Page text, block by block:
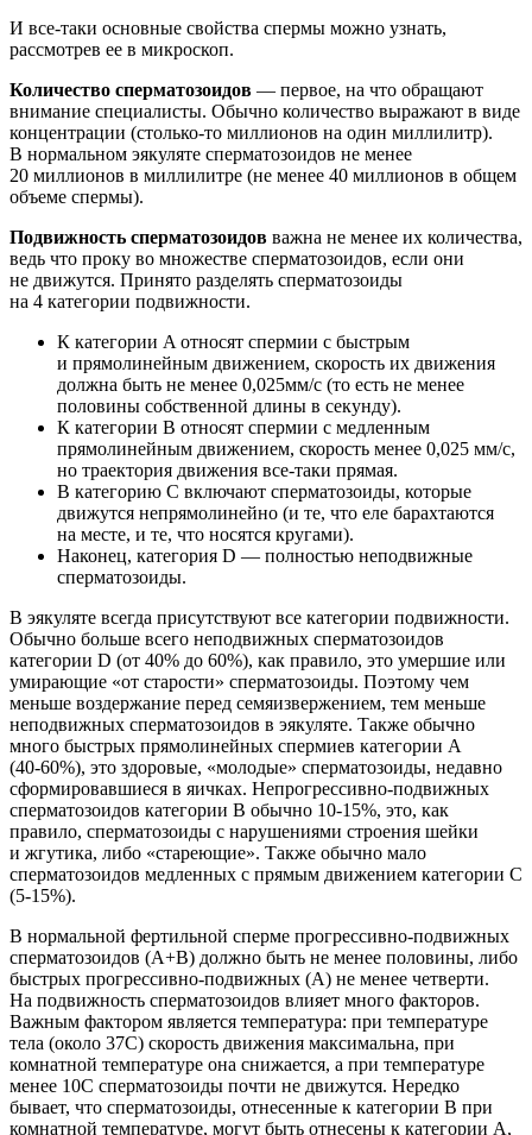
И все-таки основные свойства спермы можно узнать,
рассмотрев ее в микроскоп.
Количество сперматозоидов — первое, на что обращают
внимание специалисты. Обычно количество выражают в виде
концентрации (столько-то миллионов на один миллилитр).
В нормальном эякуляте сперматозоидов не менее
20 миллионов в миллилитре (не менее 40 миллионов в общем
объеме спермы).
Подвижность сперматозоидов важна не менее их количества,
ведь что проку во множестве сперматозоидов, если они
не движутся. Принято разделять сперматозоиды
на 4 категории подвижности.
К категории A относят спермии с быстрым
и прямолинейным движением, скорость их движения
должна быть не менее 0,025мм/с (то есть не менее
половины собственной длины в секунду).
К категории B относят спермии с медленным
прямолинейным движением, скорость менее 0,025 мм/с,
но траектория движения все-таки прямая.
В категорию C включают сперматозоиды, которые
движутся непрямолинейно (и те, что еле барахтаются
на месте, и те, что носятся кругами).
Наконец, категория D — полностью неподвижные
сперматозоиды.
В эякуляте всегда присутствуют все категории подвижности.
Обычно больше всего неподвижных сперматозоидов
категории D (от 40% до 60%), как правило, это умершие или
умирающие «от старости» сперматозоиды. Поэтому чем
меньше воздержание перед семяизвержением, тем меньше
неподвижных сперматозоидов в эякуляте. Также обычно
много быстрых прямолинейных спермиев категории А
(40-60%), это здоровые, «молодые» сперматозоиды, недавно
сформировавшиеся в яичках. Непрогрессивно-подвижных
сперматозоидов категории В обычно 10-15%, это, как
правило, сперматозоиды с нарушениями строения шейки
и жгутика, либо «стареющие». Также обычно мало
сперматозоидов медленных с прямым движением категории С
(5-15%).
В нормальной фертильной сперме прогрессивно-подвижных
сперматозоидов (A+B) должно быть не менее половины, либо
быстрых прогрессивно-подвижных (A) не менее четверти.
На подвижность сперматозоидов влияет много факторов.
Важным фактором является температура: при температуре
тела (около 37С) скорость движения максимальна, при
комнатной температуре она снижается, а при температуре
менее 10С сперматозоиды почти не движутся. Нередко
бывает, что сперматозоиды, отнесенные к категории B при
комнатной температуре, могут быть отнесены к категории A,